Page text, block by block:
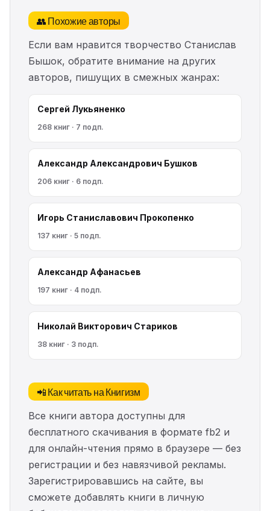
👥 Похожие авторы
Если вам нравится творчество Станислав
Бышок, обратите внимание на других
авторов, пишущих в смежных жанрах:
Сергей Лукьяненко
268 книг · 7 подп.
Александр Александрович Бушков
206 книг · 6 подп.
Игорь Станиславович Прокопенко
137 книг · 5 подп.
Александр Афанасьев
197 книг · 4 подп.
Николай Викторович Стариков
38 книг · 3 подп.
📲 Как читать на Книгизм
Все книги автора доступны для
бесплатного скачивания в формате fb2 и
для онлайн-чтения прямо в браузере — без
регистрации и без навязчивой рекламы.
Зарегистрировавшись на сайте, вы
сможете добавлять книги в личную